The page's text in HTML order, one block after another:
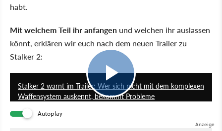
habt.
Mit welchem Teil ihr anfangen und welchen ihr auslassen
könnt, erklären wir euch nach dem neuen Trailer zu
Stalker 2:
Stalker 2 warnt im Trailer: Wer sich nicht mit dem komplexen
Waffensystem auskennt, bekommt Probleme
Autoplay